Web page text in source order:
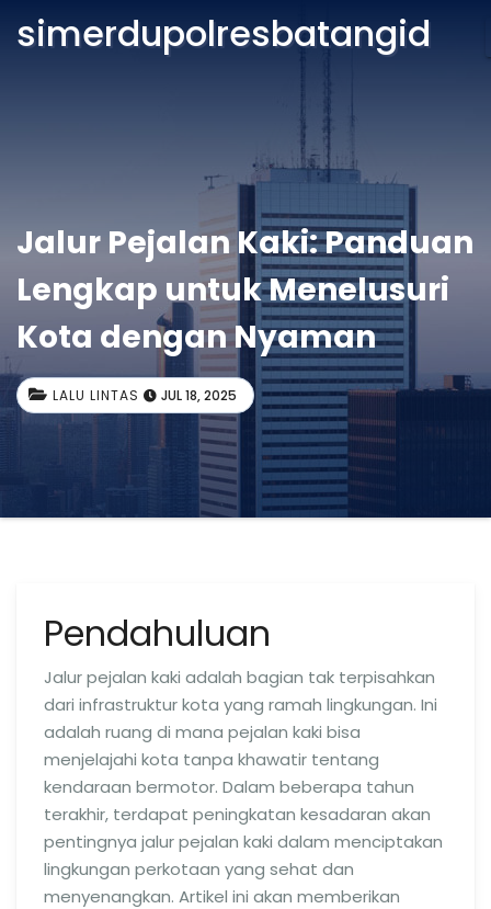
simerdupolresbatangid
Jalur Pejalan Kaki: Panduan
Lengkap untuk Menelusuri
Kota dengan Nyaman
LALU LINTAS JUL 18, 2025
Pendahuluan
Jalur pejalan kaki adalah bagian tak terpisahkan
dari infrastruktur kota yang ramah lingkungan. Ini
adalah ruang di mana pejalan kaki bisa
menjelajahi kota tanpa khawatir tentang
kendaraan bermotor. Dalam beberapa tahun
terakhir, terdapat peningkatan kesadaran akan
pentingnya jalur pejalan kaki dalam menciptakan
lingkungan perkotaan yang sehat dan
menyenangkan. Artikel ini akan memberikan